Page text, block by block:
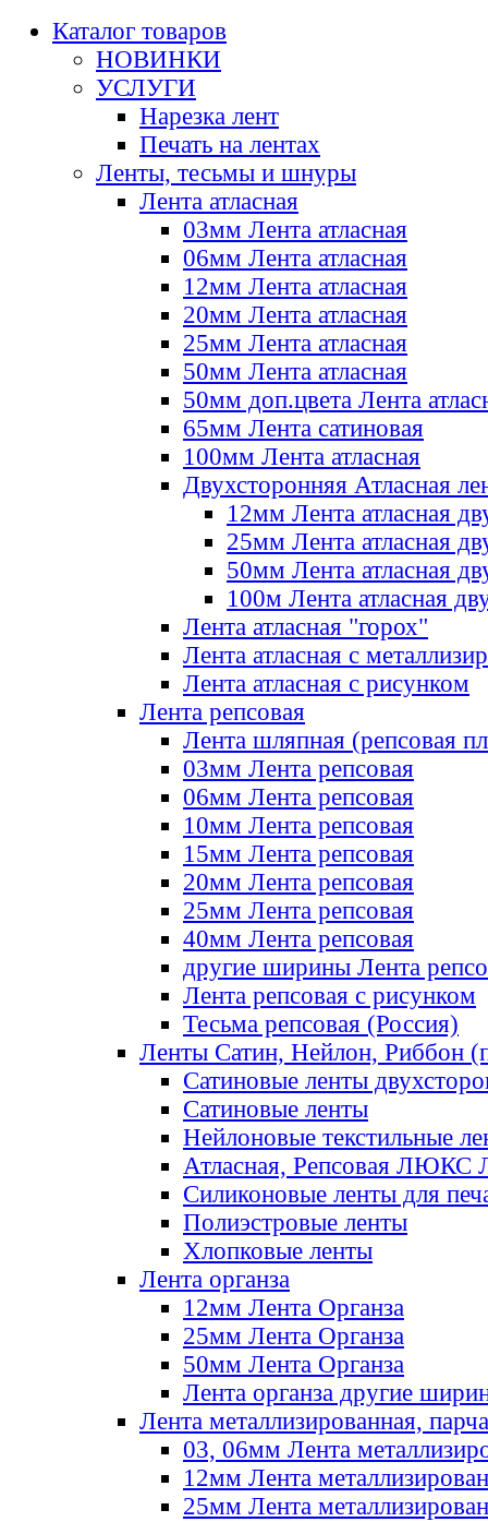
Каталог товаров
НОВИНКИ
УСЛУГИ
Нарезка лент
Печать на лентах
Ленты, тесьмы и шнуры
Лента атласная
03мм Лента атласная
06мм Лента атласная
12мм Лента атласная
20мм Лента атласная
25мм Лента атласная
50мм Лента атласная
50мм доп.цвета Лента
65мм Лента сатиновая
100мм Лента атласная
Двухсторонняя Атласная
12мм Лента атласная
25мм Лента атласная
50мм Лента атласная
100м Лента атласная
Лента атласная "горох"
Лента атласная с
Лента атласная с рисунком
Лента репсовая
Лента шляпная (репсовая
03мм Лента репсовая
06мм Лента репсовая
10мм Лента репсовая
15мм Лента репсовая
20мм Лента репсовая
25мм Лента репсовая
40мм Лента репсовая
другие ширины Лента
Лента репсовая с рисунком
Тесьма репсовая (Россия)
Ленты Сатин, Нейлон, Риббон
Сатиновые ленты
Сатиновые ленты
Нейлоновые текстильные
Атласная, Репсовая ЛЮКС
Силиконовые ленты для
Полиэстровые ленты
Хлопковые ленты
Лента органза
12мм Лента Органза
25мм Лента Органза
50мм Лента Органза
Лента органза другие
Лента металлизированная, парча
03, 06мм Лента
12мм Лента
25мм Лента